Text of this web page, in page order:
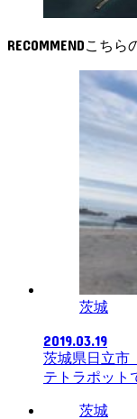
RECOMMEND
茨城
2019.03.19
茨城県日立市
テトラポット
茨城